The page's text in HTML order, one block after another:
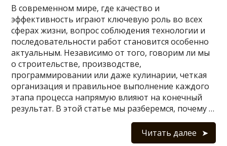
В современном мире, где качество и
эффективность играют ключевую роль во всех
сферах жизни, вопрос соблюдения технологии и
последовательности работ становится особенно
актуальным. Независимо от того, говорим ли мы
о строительстве, производстве,
программировании или даже кулинарии, четкая
организация и правильное выполнение каждого
этапа процесса напрямую влияют на конечный
результат. В этой статье мы разберемся, почему …
Читать далее